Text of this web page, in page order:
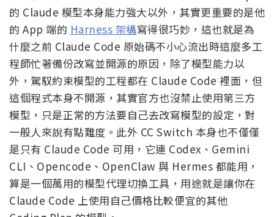
的 Claude 模型本身能力強大以外，其實更重要的是他
的 App 端的 Harness 架構寫得很巧妙，這也就是為
什麼之前 Claude Code 原始碼不小心流出時這麼多工
程師忙著備份改寫並開源的原因，除了模型能力以
外，駕馭約束模型的工程都在 Claude Code 裡面，但
這個程式本身不開源，其實官方也沒禁止使用第三方
模型，只是正常的方法要自己去改寫模型的設定，對
一般人來說有點難度。此外 CC Switch 本身也不僅僅
是只有 Claude Code 可用，它連 Codex、Gemini
CLI、Opencode、OpenClaw 與 Hermes 都能用，
算是一個萬用的模型代理切換工具，用途就是讓你在
Claude Code 上使用自己價格比較便宜的其他